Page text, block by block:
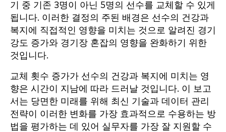
기 중 기존 3명이 아닌 5명의 선수를 교체할 수 있게
됩니다. 이러한 결정의 주된 배경은 선수의 건강과
복지에 직접적인 영향을 미치는 것으로 알려진 경기
강도 증가와 경기장 혼잡의 영향을 완화하기 위한
것입니다.
교체 횟수 증가가 선수의 건강과 복지에 미치는 영
향은 시간이 지남에 따라 드러날 것입니다. 이 보고
서는 당면한 미래를 위해 최신 기술과 데이터 관리
전략이 이러한 변화를 가장 효과적으로 수용하는 방
법을 평가하는 데 있어 실무자를 가장 잘 지원할 수